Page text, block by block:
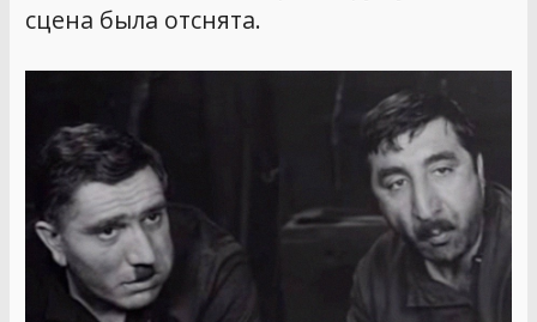
сцена была отснята.